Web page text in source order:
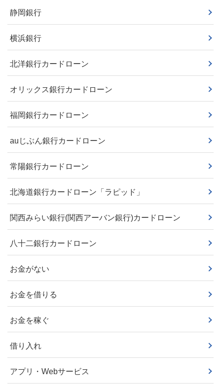
静岡銀行
横浜銀行
北洋銀行カードローン
オリックス銀行カードローン
福岡銀行カードローン
auじぶん銀行カードローン
常陽銀行カードローン
北海道銀行カードローン「ラピッド」
関西みらい銀行(関西アーバン銀行)カードローン
八十二銀行カードローン
お金がない
お金を借りる
お金を稼ぐ
借り入れ
アプリ・Webサービス